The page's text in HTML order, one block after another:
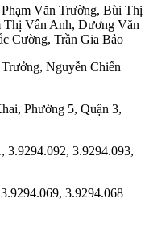
Phạm Văn Trường, Bùi Thị
Thị Vân Anh, Dương Văn
Cường, Trần Gia Bảo
, Nguyễn Chiến
Phường 5, Quận 3,
3.9294.092, 3.9294.093,
3.9294.068